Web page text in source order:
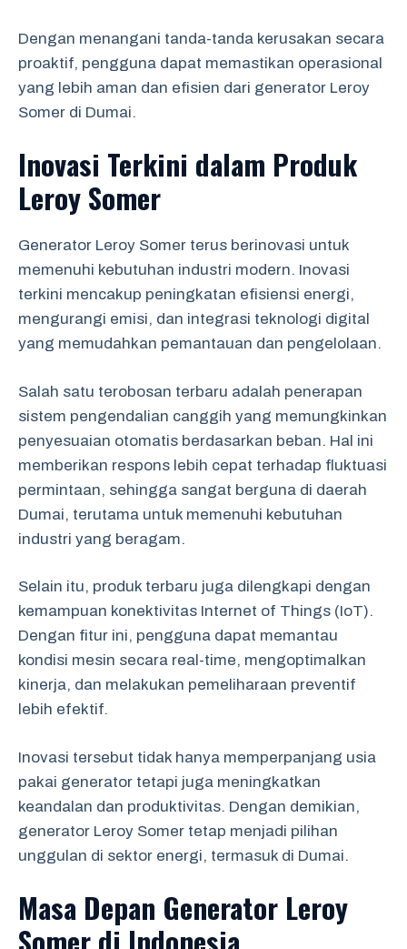
Dengan menangani tanda-tanda kerusakan secara
proaktif, pengguna dapat memastikan operasional
yang lebih aman dan efisien dari generator Leroy
Somer di Dumai.
Inovasi Terkini dalam Produk
Leroy Somer
Generator Leroy Somer terus berinovasi untuk
memenuhi kebutuhan industri modern. Inovasi
terkini mencakup peningkatan efisiensi energi,
mengurangi emisi, dan integrasi teknologi digital
yang memudahkan pemantauan dan pengelolaan.
Salah satu terobosan terbaru adalah penerapan
sistem pengendalian canggih yang memungkinkan
penyesuaian otomatis berdasarkan beban. Hal ini
memberikan respons lebih cepat terhadap fluktuasi
permintaan, sehingga sangat berguna di daerah
Dumai, terutama untuk memenuhi kebutuhan
industri yang beragam.
Selain itu, produk terbaru juga dilengkapi dengan
kemampuan konektivitas Internet of Things (IoT).
Dengan fitur ini, pengguna dapat memantau
kondisi mesin secara real-time, mengoptimalkan
kinerja, dan melakukan pemeliharaan preventif
lebih efektif.
Inovasi tersebut tidak hanya memperpanjang usia
pakai generator tetapi juga meningkatkan
keandalan dan produktivitas. Dengan demikian,
generator Leroy Somer tetap menjadi pilihan
unggulan di sektor energi, termasuk di Dumai.
Masa Depan Generator Leroy